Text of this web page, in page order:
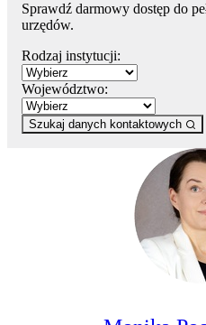
Sprawdź darmowy dostęp do
urzędów.
Rodzaj instytucji:
Województwo:
Szukaj danych kontaktowych